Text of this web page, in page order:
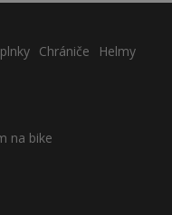
Chrániče
Helmy
na bike